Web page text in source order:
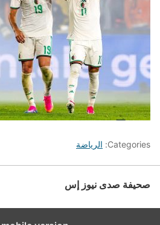
Categories: الرياضة
صحيفة صدى نيوز إس